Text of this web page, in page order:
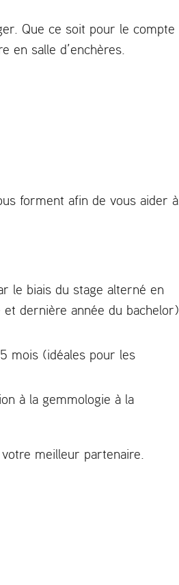
Que ce soit pour le compte
en salle d’enchères.
forment afin de vous aider à
le biais du stage alterné en
dernière année du bachelor)
mois (idéales pour les
à la gemmologie à la
meilleur partenaire.